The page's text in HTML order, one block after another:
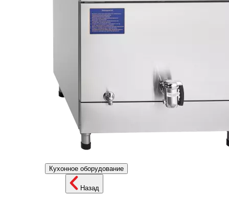
Кухонное оборудование
Назад